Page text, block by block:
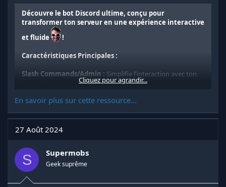
u
s
o
Découvre le bot Discord ultime, conçu pour
transformer ton serveur en une expérience interactive
et fluide
!
Caractéristiques Principales :
Slash Commands/Admin : Simplifie l'interaction avec ton
bot grâce aux commandes slash, rendant chaque
de ton serveur.
Liste des commandes :
Voici les commandes à exécuter pour le bot :
npm install discord.js
Cliquez pour agrandir...
En savoir plus sur cette ressource...
27 Août 2024
S Supermobs
Geek suprême